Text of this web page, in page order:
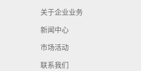
关于企业业务
新闻中心
市场活动
联系我们